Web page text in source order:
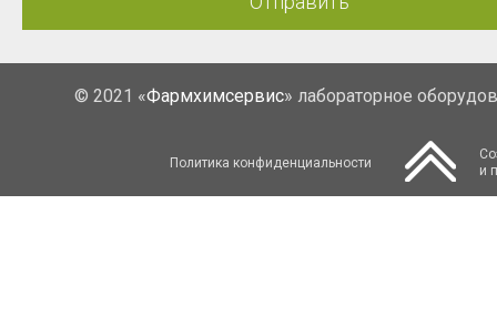
© 2021 «Фармхимсервис» лабораторное
Политика конфиденциальности
и